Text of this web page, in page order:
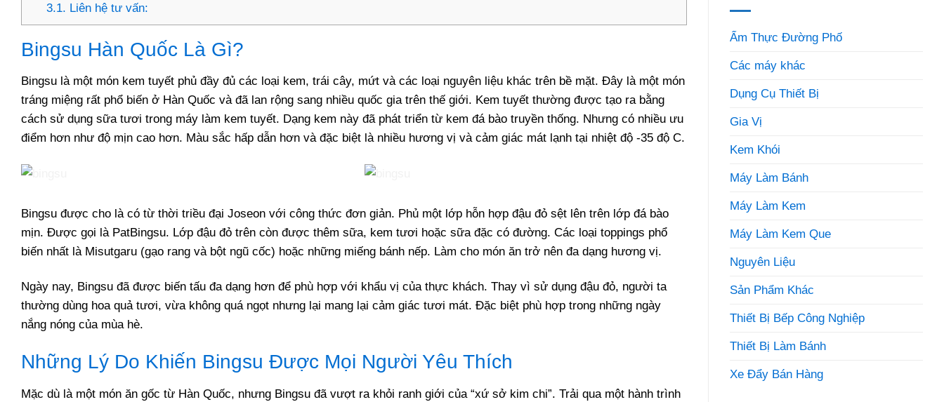
3.1. Liên hệ tư vấn:
Bingsu Hàn Quốc Là Gì?
Bingsu là một món kem tuyết phủ đầy đủ các loại kem, trái cây, mứt và các loại nguyên liệu khác trên bề mặt. Đây là một món
tráng miệng rất phổ biến ở Hàn Quốc và đã lan rộng sang nhiều quốc gia trên thế giới. Kem tuyết thường được tạo ra bằng
cách sử dụng sữa tươi trong máy làm kem tuyết. Dạng kem này đã phát triển từ kem đá bào truyền thống. Nhưng có nhiều ưu
điểm hơn như độ mịn cao hơn. Màu sắc hấp dẫn hơn và đặc biệt là nhiều hương vị và cảm giác mát lạnh tại nhiệt độ -35 độ C.
Bingsu được cho là có từ thời triều đại Joseon với công thức đơn giản. Phủ một lớp hỗn hợp đậu đỏ sệt lên trên lớp đá bào
mịn. Được gọi là PatBingsu. Lớp đậu đỏ trên còn được thêm sữa, kem tươi hoặc sữa đặc có đường. Các loại toppings phổ
biến nhất là Misutgaru (gạo rang và bột ngũ cốc) hoặc những miếng bánh nếp. Làm cho món ăn trở nên đa dạng hương vị.
Ngày nay, Bingsu đã được biến tấu đa dạng hơn để phù hợp với khẩu vị của thực khách. Thay vì sử dụng đậu đỏ, người ta
thường dùng hoa quả tươi, vừa không quá ngọt nhưng lại mang lại cảm giác tươi mát. Đặc biệt phù hợp trong những ngày
nắng nóng của mùa hè.
Những Lý Do Khiến Bingsu Được Mọi Người Yêu Thích
Mặc dù là một món ăn gốc từ Hàn Quốc, nhưng Bingsu đã vượt ra khỏi ranh giới của “xứ sở kim chi”. Trải qua một hành trình
Ẩm Thực Đường Phố
Các máy khác
Dụng Cụ Thiết Bị
Gia Vị
Kem Khói
Máy Làm Bánh
Máy Làm Kem
Máy Làm Kem Que
Nguyên Liệu
Sản Phẩm Khác
Thiết Bị Bếp Công Nghiệp
Thiết Bị Làm Bánh
Xe Đẩy Bán Hàng